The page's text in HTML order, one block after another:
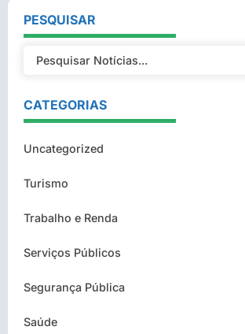
PESQUISAR
CATEGORIAS
Uncategorized
Turismo
Trabalho e Renda
Serviços Públicos
Segurança Pública
Saúde